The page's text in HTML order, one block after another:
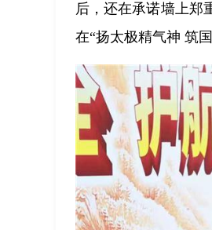
后，还在承诺墙上郑
在“扬太极精气神 筑